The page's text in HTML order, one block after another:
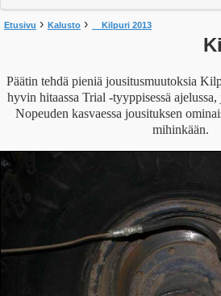
Etusivu › Kalusto › Kilpuri 2013
Päätin tehdä pieniä jousitusmuutoksia
hyvin hitaassa Trial -tyyppisessä
Nopeuden kasvaessa jousituksen
mihinkään.